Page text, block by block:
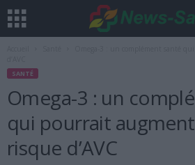
SANTÉ
Omega-3 : un
qui pourrait
risque d’AVC